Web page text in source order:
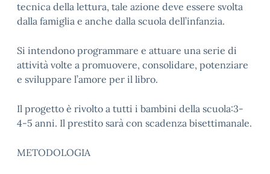
tecnica della lettura, tale azione deve essere svolta
dalla famiglia e anche dalla scuola dell’infanzia.
Si intendono programmare e attuare una serie di
attività volte a promuovere, consolidare, potenziare
e sviluppare l’amore per il libro.
Il progetto è rivolto a tutti i bambini della scuola:3-
4-5 anni. Il prestito sarà con scadenza bisettimanale.
METODOLOGIA